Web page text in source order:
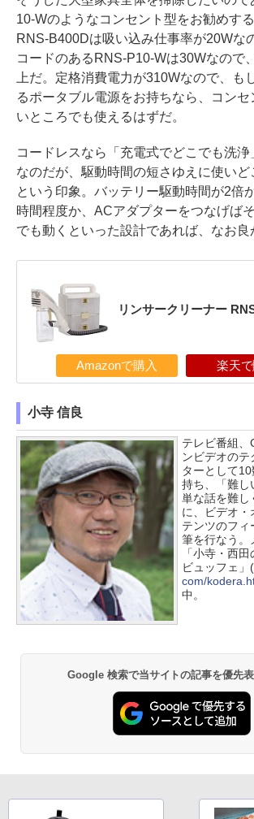
10-Wのようなコンセント型をお勧めす
RNS-B400Dは吸い込み仕事率が20Wな
コードのあるRNS-P10-Wは30Wなので
上だ。定格消費電力が310Wなので、も
るポータブル電源をお持ちなら、コン
いところでも使えるはずだ。
コードレスなら「充電式でどこでも洗浄
なのだが、駆動時間の短さゆえに使いど
という印象。バッテリー駆動時間が2倍
時間程度か、ACアダプターをつなげば
でも動くといった設計であれば、なお良
リンサークリーナー
Amazonで購入 楽天
小寺 信良
テレビ番組、
ンビデオのテ
ターとして
持ち、「難し
単な話を難し
に、ビデオ・
テンツのフィ
筆を行なう。
「小寺・西
ビュッフェ」(
com/
中。
Google 検索で当サイトの記事を優先